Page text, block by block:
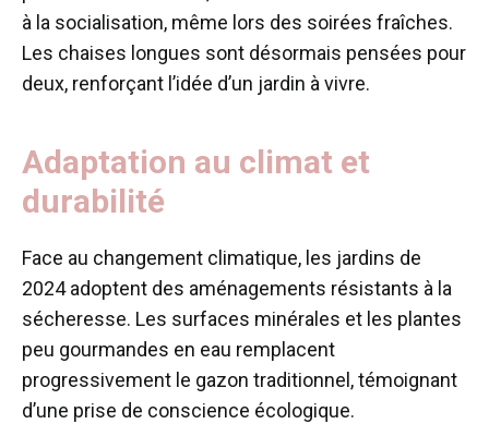
à la socialisation, même lors des soirées fraîches.
Les chaises longues sont désormais pensées pour
deux, renforçant l’idée d’un jardin à vivre.
Adaptation au climat et
durabilité
Face au changement climatique, les jardins de
2024 adoptent des aménagements résistants à la
sécheresse. Les surfaces minérales et les plantes
peu gourmandes en eau remplacent
progressivement le gazon traditionnel, témoignant
d’une prise de conscience écologique.